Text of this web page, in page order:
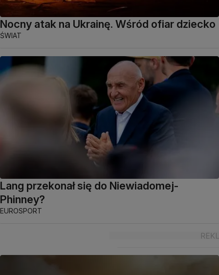
Nocny atak na Ukrainę. Wśród ofiar dziecko
ŚWIAT
Lang przekonał się do Niewiadomej-
Phinney?
EUROSPORT